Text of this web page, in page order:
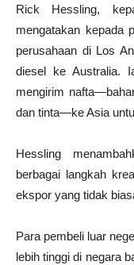
Rick Hessling,
mengatakan kepada
perusahaan di Los
diesel ke Australia.
mengirim
dan tinta—ke Asia
Hessling
berbagai langkah
ekspor yang tidak
Para pembeli luar
lebih tinggi di negara